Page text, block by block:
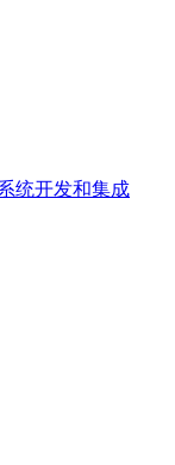
统开发和集成